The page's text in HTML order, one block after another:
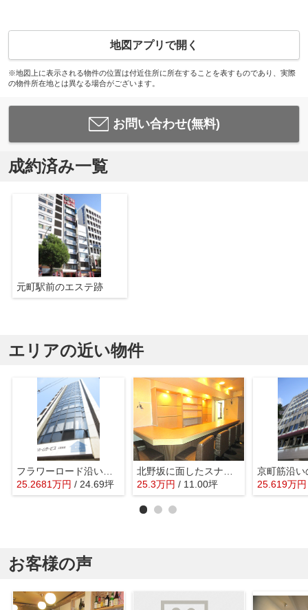
地図アプリで開く
※地図上に表示される物件の位置は付近住所に所在することを表すものであり、実際
の物件所在地とは異なる場合がございます。
お問い合わせ(無料)
成約済み一覧
元町駅前のエステ跡
エリアの近い物件
フラワーロード沿い事務所
25.2681万円 / 24.69坪
25.3万円 / 11.00坪 25.619万円
お客様の声